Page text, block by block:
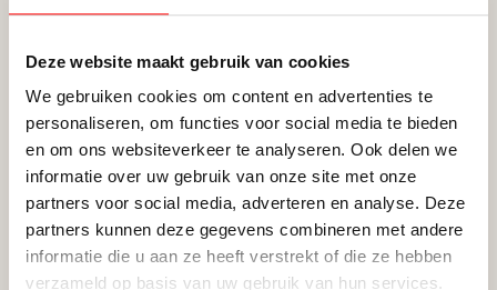
Deze website maakt gebruik van cookies
We gebruiken cookies om content en advertenties te
personaliseren, om functies voor social media te bieden
en om ons websiteverkeer te analyseren. Ook delen we
informatie over uw gebruik van onze site met onze
partners voor social media, adverteren en analyse. Deze
partners kunnen deze gegevens combineren met andere
informatie die u aan ze heeft verstrekt of die ze hebben
verzameld op basis van uw gebruik van hun services.
wij een bewerkersovereenkomst om te zorgen voor
van uw gegevens. Waltmann blijft verantwoordelijk
voor deze verwerkingen.
Cookies, of vergelijkbare technieken, die wij gebruiken
Waltmann gebruikt functionele, analytische en tracking
cookies. Een cookie is een klein tekstbestand dat bij
het eerste bezoek aan deze website wordt
opgeslagen in de browser van uw computer, tablet of